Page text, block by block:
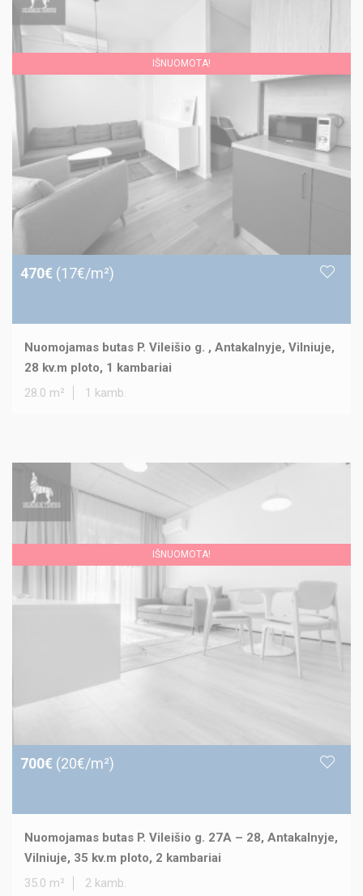
IŠNUOMOTA!
470€ (17€/m²)
Nuomojamas butas P. Vileišio g. , Antakalnyje, Vilniuje,
28 kv.m ploto, 1 kambariai
28.0 m²
1 kamb.
IŠNUOMOTA!
700€ (20€/m²)
Nuomojamas butas P. Vileišio g. 27A – 28, Antakalnyje,
Vilniuje, 35 kv.m ploto, 2 kambariai
35.0 m²
2 kamb.